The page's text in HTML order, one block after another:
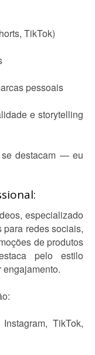
TikTok)
pessoais
e storytelling
destacam — eu
especializado
redes sociais,
de produtos
pelo estilo
engajamento.
TikTok,